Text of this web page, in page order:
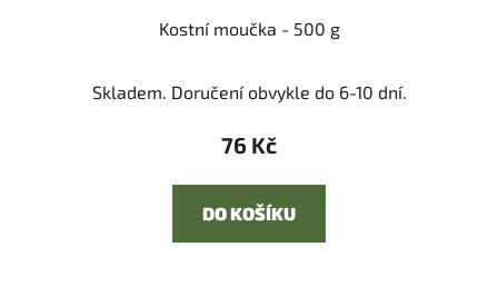
Kostní moučka - 500 g
Skladem. Doručení obvykle do 6-10 dní.
76 Kč
DO KOŠÍKU